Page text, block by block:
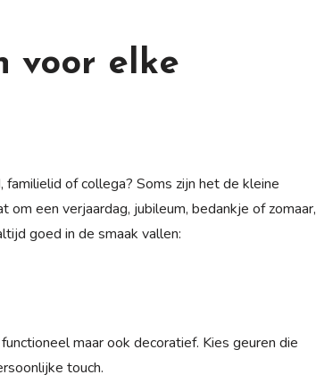
voor elke
of collega? Soms zijn het de kleine
een verjaardag, jubileum, bedankje of zomaar,
goed in de smaak vallen:
maar ook decoratief. Kies geuren die
touch.